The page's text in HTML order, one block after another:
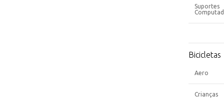
Suportes
Bicicletas
Aero
Crianças